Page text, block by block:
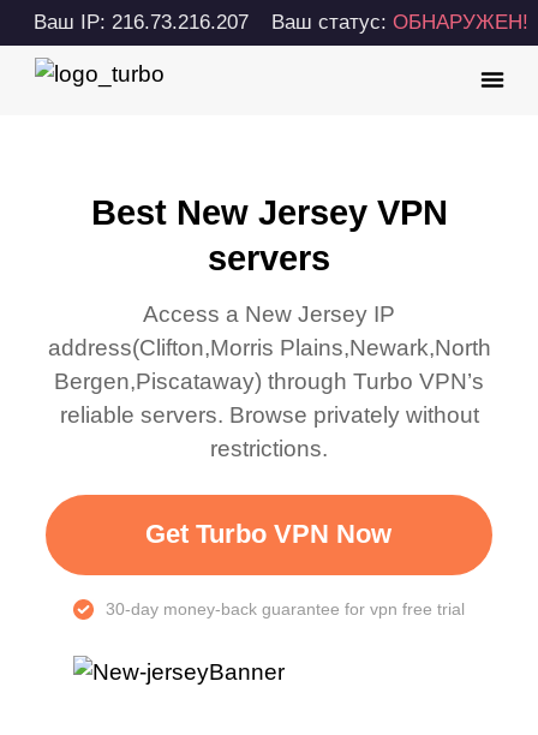
Ваш IP: 216.73.216.207 Ваш статус: ОБНАРУЖЕН!
Best New Jersey VPN
servers
Access a New Jersey IP
address(Clifton,Morris Plains,Newark,North
Bergen,Piscataway) through Turbo VPN’s
reliable servers. Browse privately without
restrictions.
Get Turbo VPN Now
30-day money-back guarantee for vpn free trial